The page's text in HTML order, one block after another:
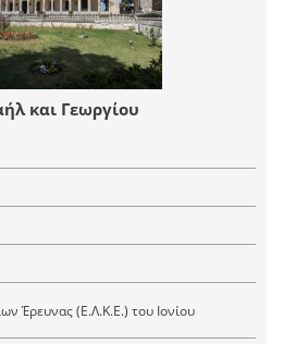
και Γεωργίου
Έρευνας (Ε.Λ.Κ.Ε.) του Ιονίου